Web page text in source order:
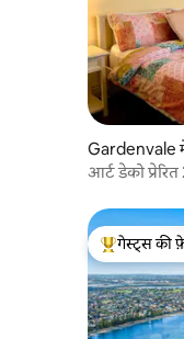
Gardenvale
आर्ट डेको
गेस्ट्स का
गेस्ट्स की